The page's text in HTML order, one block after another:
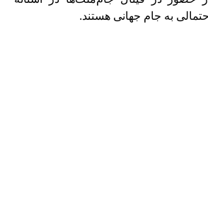
به جام جهانی هستند.